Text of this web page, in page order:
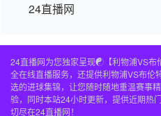
24直播网
24直播网为您独家呈现☯️【利物浦VS
全在线直播服务，还提供利物浦VS布伦
选的进球集锦，让您随时随地重温赛事
验，同时本站24小时更新，提供近期热
切尽在24直播网！